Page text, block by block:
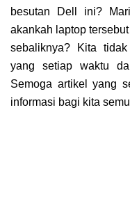
besutan Dell ini?
akankah laptop
sebaliknya? Kita
yang setiap waktu
Semoga artikel yang
informasi bagi kita